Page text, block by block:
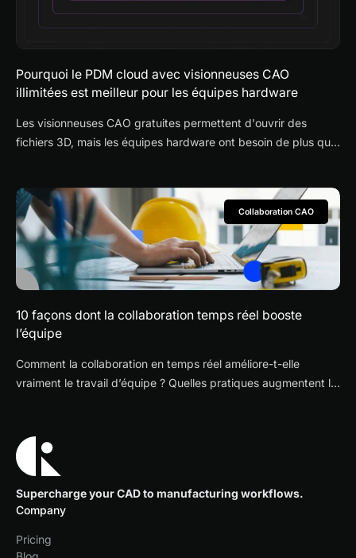
Pourquoi le PDM cloud avec visionneuses CAO
illimitées est meilleur pour les équipes hardware
Les visionneuses CAO gratuites permettent d'ouvrir des
fichiers 3D, mais les équipes hardware ont besoin de plus que
fournisseur, le contrôle des révisions et les revues de
conception.
Collaboration CAO
10 façons dont la collaboration temps réel booste
l’équipe
Comment la collaboration en temps réel améliore-t-elle
vraiment le travail d’équipe ? Quelles pratiques augmentent la
Supercharge your CAD to manufacturing workflows.
Company
Pricing